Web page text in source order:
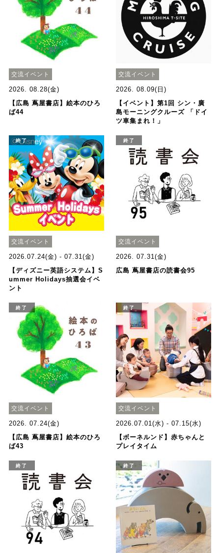
交流イベント
2026. 08.28(金)
【広島 蔦屋書店】絵本のひろ
ば44
交流イベント
2026. 08.09(日)
【イベント】第1回 シン・廣
島モーニングクルーズ 「ドイ
ツ車集まれ！」
終了
交流イベント
2026.07.24(金) - 07.31(金)
【ディズニー英語システム】S
ummer Holidays抽選会イベ
ント
終了
交流イベント
2026. 07.31(金)
広島 蔦屋書店の読書会95
終了
交流イベント
2026. 07.24(金)
【広島 蔦屋書店】絵本のひろ
ば43
終了
交流イベント
2026.07.01(水) - 07.15(水)
【ボーネルンド】赤ちゃんと
プレイタイム
終了 終了